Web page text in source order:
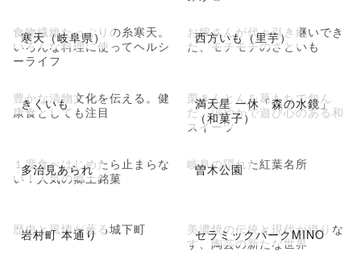
寒天（岐阜県）
食物繊維たっぷりの糸寒天。
いろんな料理に使ってヘルシ
ーライフ
西方いも（里芋）
お嫁さんが代々引き継いでき
た、モチモチのさといも
きくいも
豊かな漬物文化を伝える。健
康食としても注目
満天星 一休「森の水鏡」
（和菓子）
栗きんとんを葛もちで包ん
だ、涼やかで遊び心のある和
スイーツ
多治見あられ
１度食べはじめたら止まらな
い！人気の郷土銘菓
曽木公園
岐阜の隠れた紅葉名所
岩村町 本通り
歴史と風情が薫る城下町 セラミックパークMINO
美濃焼の伝統と現代が織りな
す、陶芸の新たな世界